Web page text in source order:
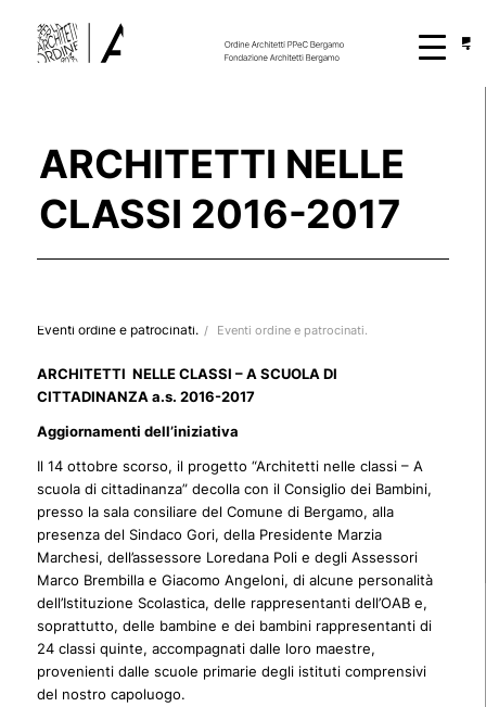
ARCHITETTI NELLE
CLASSI 2016-2017
Eventi ordine e patrocinati. / Eventi ordine e patrocinati.
ARCHITETTI NELLE CLASSI – A SCUOLA DI
CITTADINANZA a.s. 2016-2017
Aggiornamenti dell’iniziativa
Il 14 ottobre scorso, il progetto “Architetti nelle classi – A
scuola di cittadinanza” decolla con il Consiglio dei Bambini,
presso la sala consiliare del Comune di Bergamo, alla
presenza del Sindaco Gori, della Presidente Marzia
Marchesi, dell’assessore Loredana Poli e degli Assessori
Marco Brembilla e Giacomo Angeloni, di alcune personalità
dell’Istituzione Scolastica, delle rappresentanti dell’OAB e,
soprattutto, delle bambine e dei bambini rappresentanti di
24 classi quinte, accompagnati dalle loro maestre,
provenienti dalle scuole primarie degli istituti comprensivi
del nostro capoluogo.